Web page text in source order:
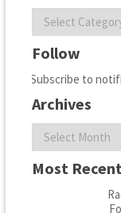
Categories
Follow
Subscribe to
Archives
Archives
Most